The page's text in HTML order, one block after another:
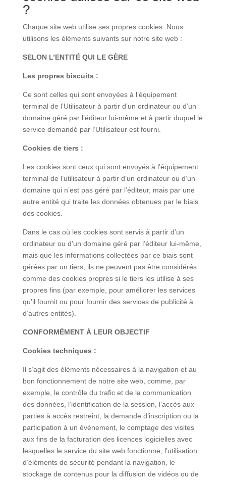
?
Chaque site web utilise ses propres cookies. Nous
utilisons les éléments suivants sur notre site web :
SELON L’ENTITÉ QUI LE GÈRE
Les propres biscuits :
Ce sont celles qui sont envoyées à l’équipement
terminal de l’Utilisateur à partir d’un ordinateur ou d’un
domaine géré par l’éditeur lui-même et à partir duquel le
service demandé par l’Utilisateur est fourni.
Cookies de tiers :
Les cookies sont ceux qui sont envoyés à l’équipement
terminal de l’utilisateur à partir d’un ordinateur ou d’un
domaine qui n’est pas géré par l’éditeur, mais par une
autre entité qui traite les données obtenues par le biais
des cookies.
Dans le cas où les cookies sont servis à partir d’un
ordinateur ou d’un domaine géré par l’éditeur lui-même,
mais que les informations collectées par ce biais sont
gérées par un tiers, ils ne peuvent pas être considérés
comme des cookies propres si le tiers les utilise à ses
propres fins (par exemple, pour améliorer les services
qu’il fournit ou pour fournir des services de publicité à
d’autres entités).
CONFORMÉMENT À LEUR OBJECTIF
Cookies techniques :
Il s’agit des éléments nécessaires à la navigation et au
bon fonctionnement de notre site web, comme, par
exemple, le contrôle du trafic et de la communication
des données, l’identification de la session, l’accès aux
parties à accès restreint, la demande d’inscription ou la
participation à un événement, le comptage des visites
aux fins de la facturation des licences logicielles avec
lesquelles le service du site web fonctionne, l’utilisation
d’éléments de sécurité pendant la navigation, le
stockage de contenus pour la diffusion de vidéos ou de